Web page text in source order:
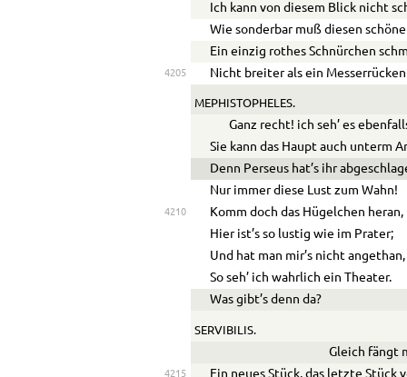
Ich kann von diesem Blick nicht
Wie sonderbar muß diesen
Ein einzig rothes Schnürchen
4205 Nicht breiter als ein
MEPHISTOPHELES.
Ganz recht! ich seh’ es
Sie kann das Haupt auch unterm
Denn Perseus hat’s ihr
Nur immer diese Lust zum Wahn!
4210
Komm doch das Hügelchen heran,
Hier ist’s so lustig wie im Prater;
Und hat man mir’s nicht angethan,
So seh’ ich wahrlich ein Theater.
Was gibt’s denn da?
SERVIBILIS.
Gleich fängt
4215 Ein neues Stück, das letzte Stück